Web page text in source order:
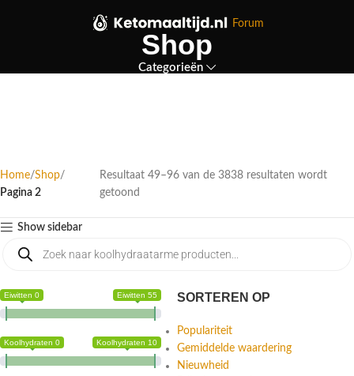
Forum
Shop
Categorieën
Home Shop
Pagina 2
Resultaat 49–96 van de 3838 resultaten wordt
getoond
Show sidebar
Eiwitten 0 Eiwitten 55
Koolhydraten 0 Koolhydraten 10
SORTEREN OP
Populariteit
Gemiddelde waardering
Nieuwheid